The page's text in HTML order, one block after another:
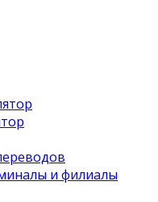
и филиалы